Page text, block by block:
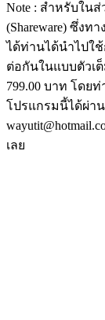
Note : สำหรับใน
(Shareware) ซึ่งท
ได้ท่านได้นำไปใ
ต่อกันในแบบตัวเต็
799.00 บาท โดย
โปรแกรมนี้ได้ผ่า
เลย